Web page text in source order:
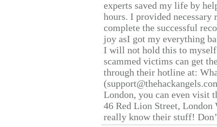
experts saved my life by
hours. I provided
complete the successful
joy asI got my everything
I will not hold this to
scammed victims can get
through their hotline at:
London, you can even visit
46 Red Lion Street, London
really know their stuff!